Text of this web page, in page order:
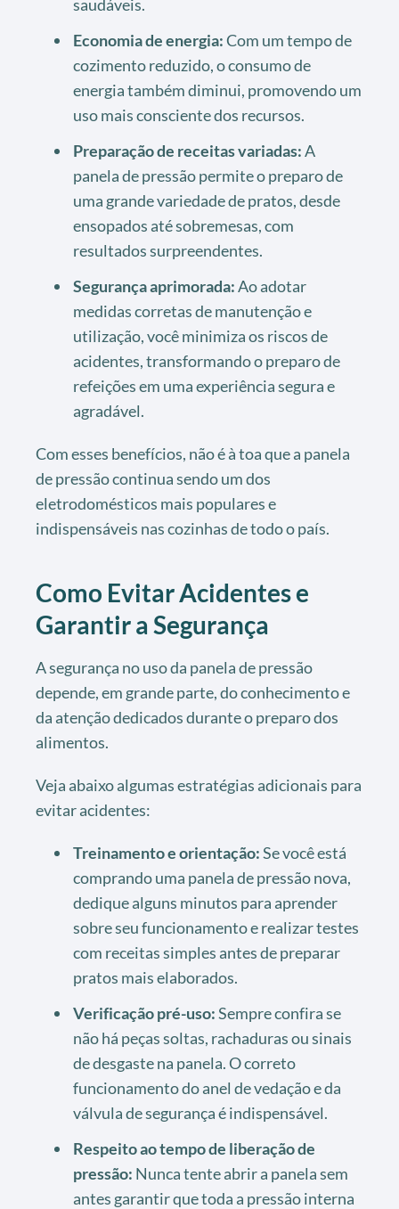
saudáveis.
Economia de energia:Com um tempo de
cozimento reduzido, o consumo de
energia também diminui, promovendo um
uso mais consciente dos recursos.
Preparação de receitas variadas:A
panela de pressão permite o preparo de
uma grande variedade de pratos, desde
ensopados até sobremesas, com
resultados surpreendentes.
Segurança aprimorada:Ao adotar
medidas corretas de manutenção e
utilização, você minimiza os riscos de
acidentes, transformando o preparo de
refeições em uma experiência segura e
agradável.
Com esses benefícios, não é à toa que a panela
de pressão continua sendo um dos
eletrodomésticos mais populares e
indispensáveis nas cozinhas de todo o país.
Como Evitar Acidentes e
Garantir a Segurança
A segurança no uso da panela de pressão
depende, em grande parte, do conhecimento e
da atenção dedicados durante o preparo dos
alimentos.
Veja abaixo algumas estratégias adicionais para
evitar acidentes:
Treinamento e orientação:Se você está
comprando uma panela de pressão nova,
dedique alguns minutos para aprender
sobre seu funcionamento e realizar testes
com receitas simples antes de preparar
pratos mais elaborados.
Verificação pré-uso:Sempre confira se
não há peças soltas, rachaduras ou sinais
de desgaste na panela. O correto
funcionamento do anel de vedação e da
válvula de segurança é indispensável.
Respeito ao tempo de liberação de
pressão: Nunca tente abrir a panela sem
antes garantir que toda a pressão interna